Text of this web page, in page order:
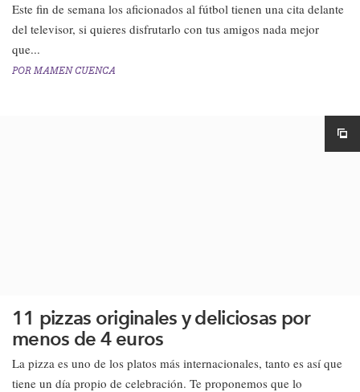
Este fin de semana los aficionados al fútbol tienen una cita delante
del televisor, si quieres disfrutarlo con tus amigos nada mejor
que...
POR MAMEN CUENCA
11 pizzas originales y deliciosas por
menos de 4 euros
La pizza es uno de los platos más internacionales, tanto es así que
tiene un día propio de celebración. Te proponemos que lo